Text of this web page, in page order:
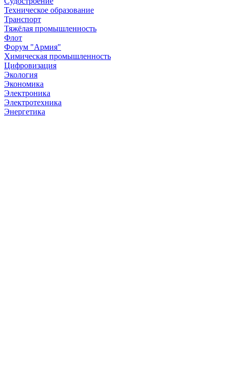
Техническое образование
Транспорт
Тяжёлая промышленность
Флот
Форум "Армия"
Химическая промышленность
Цифровизация
Экология
Экономика
Электроника
Электротехника
Энергетика